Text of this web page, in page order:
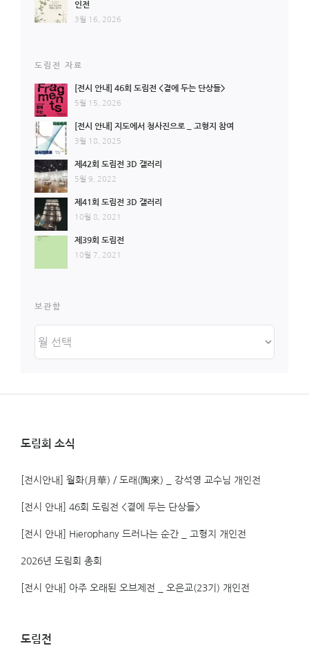
인전
3월 16, 2026
도림전 자료
[전시 안내] 46회 도림전 <곁에 두는 단상들>
5월 15, 2026
[전시 안내] 지도에서 청사진으로 _ 고형지 참여
3월 18, 2025
제42회 도림전 3D 갤러리
5월 9, 2022
제41회 도림전 3D 갤러리
10월 8, 2021
제39회 도림전
10월 7, 2021
보관함
관
도림회 소식
[전시안내] 월화(月華) / 도래(陶來) _ 강석영 교수님 개인전
[전시 안내] 46회 도림전 <곁에 두는 단상들>
[전시 안내] Hierophany 드러나는 순간 _ 고형지 개인전
2026년 도림회 총회
[전시 안내] 아주 오래된 오브제전 _ 오은교(23기) 개인전
도림전